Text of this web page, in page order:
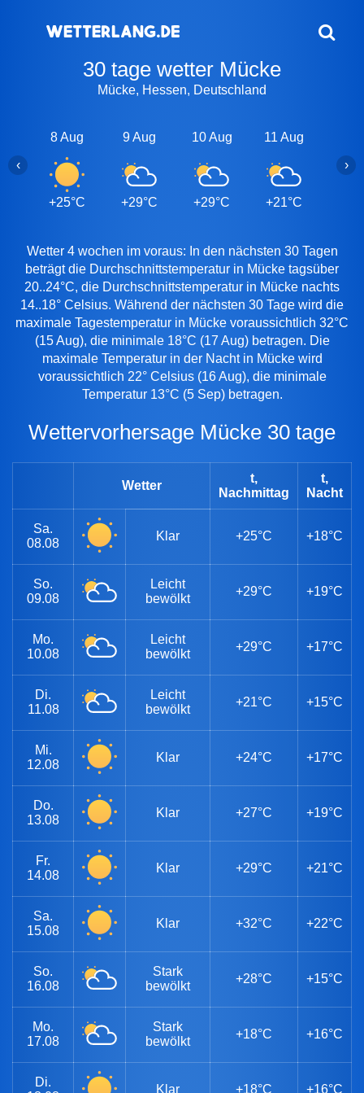
30 tage wetter Mücke
Mücke, Hessen, Deutschland
8 Aug
+25°C
9 Aug
+29°C
10 Aug
+29°C
11 Aug
+21°C
‹ ›
Wetter 4 wochen im voraus: In den nächsten 30 Tagen
beträgt die Durchschnittstemperatur in Mücke tagsüber
20..24°C, die Durchschnittstemperatur in Mücke nachts
14..18° Celsius. Während der nächsten 30 Tage wird die
maximale Tagestemperatur in Mücke voraussichtlich 32°C
(15 Aug), die minimale 18°C (17 Aug) betragen. Die
maximale Temperatur in der Nacht in Mücke wird
voraussichtlich 22° Celsius (16 Aug), die minimale
Temperatur 13°C (5 Sep) betragen.
Wettervorhersage Mücke 30 tage
Wetter
t,
Nachmittag
t,
Nacht
Sa.
08.08
Klar +25°C +18°C
So.
09.08
Leicht
bewölkt
+29°C +19°C
Mo.
10.08
Leicht
bewölkt
+29°C +17°C
Di.
11.08
Leicht
bewölkt
+21°C +15°C
Mi.
12.08
Klar +24°C +17°C
Do.
13.08
Klar +27°C +19°C
Fr.
14.08
Klar +29°C +21°C
Sa.
15.08
Klar +32°C +22°C
So.
16.08
Stark
bewölkt
+28°C +15°C
Mo.
17.08
Stark
bewölkt
+18°C +16°C
Di.
Klar +18°C +16°C